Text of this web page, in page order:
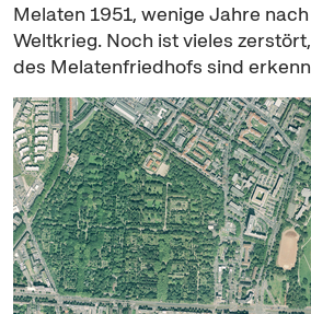
Melaten 1951, wenige Jahre
Weltkrieg. Noch ist vieles
des Melatenfriedhofs sind